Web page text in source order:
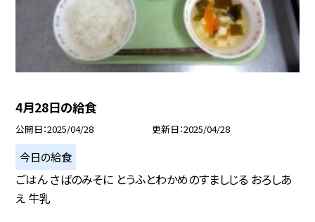
4月28日の給食
公開日 2025/04/28 更新日 2025/04/28
今日の給食
ごはん さばのみそに とうふとわかめのすましじる おろしあ
え 牛乳